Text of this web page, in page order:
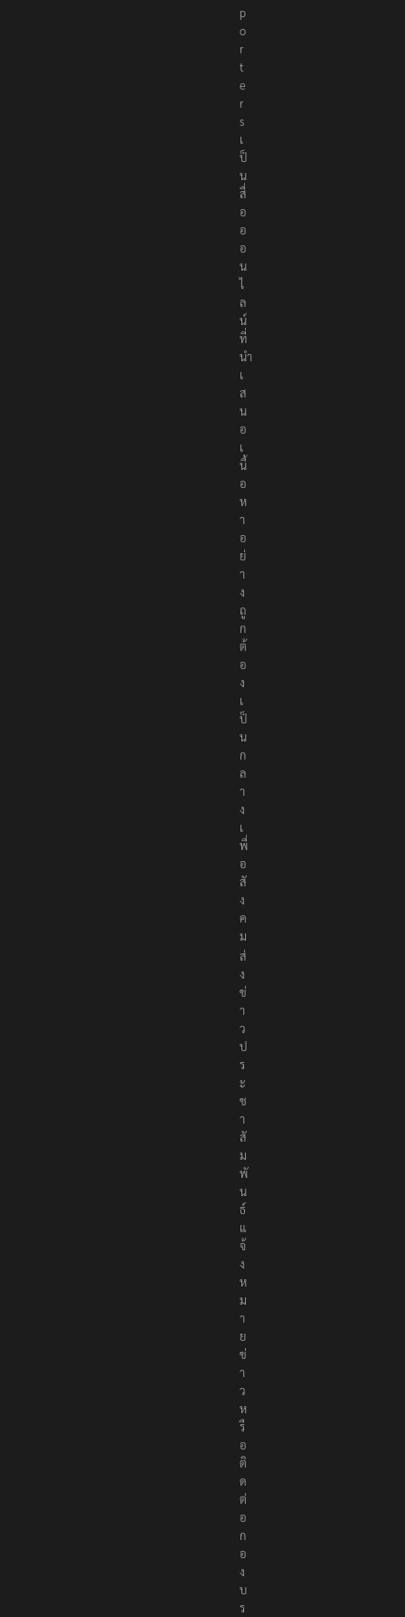
p
o
r
t
e
r
s
เ
ป็
น
สื่
อ
อ
อ
น
ไ
ล
น์
ที่
นำ
เ
ส
น
อ
เ
นื้
อ
ห
า
อ
ย่
า
ง
ถู
ก
ต้
อ
ง
เ
ป็
น
ก
ล
า
ง
เ
พื่
อ
สั
ง
ค
ม
ส่
ง
ข่
า
ว
ป
ร
ะ
ช
า
สั
ม
พั
น
ธ์
แ
จ้
ง
ห
ม
า
ย
ข่
า
ว
ห
รื
อ
ติ
ด
ต่
อ
ก
อ
ง
บ
ร